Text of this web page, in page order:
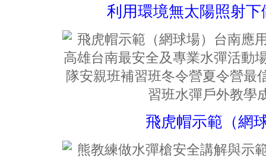
利用環境無太陽照射
飛虎帽示範（網